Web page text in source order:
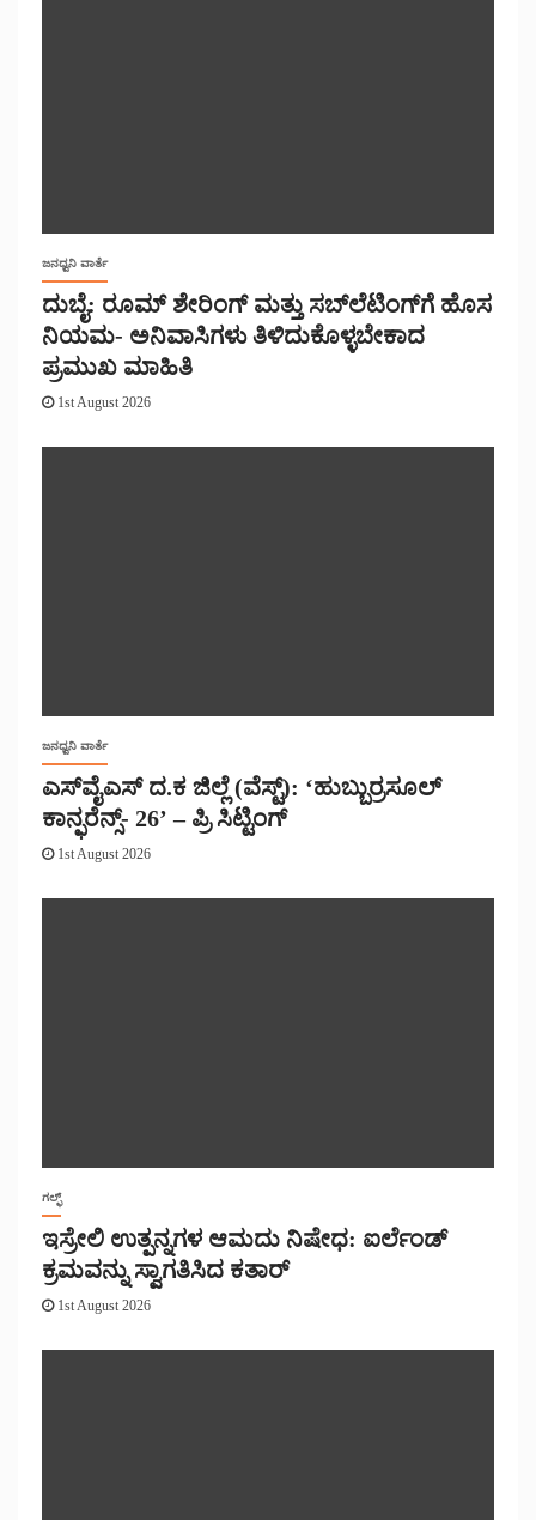
ಜನಧ್ವನಿ ವಾರ್ತೆ
ದುಬೈ: ರೂಮ್ ಶೇರಿಂಗ್ ಮತ್ತು ಸಬ್‌ಲೆಟಿಂಗ್‌ಗೆ ಹೊಸ
ನಿಯಮ- ಅನಿವಾಸಿಗಳು ತಿಳಿದುಕೊಳ್ಳಬೇಕಾದ
ಪ್ರಮುಖ ಮಾಹಿತಿ
1st August 2026
ಜನಧ್ವನಿ ವಾರ್ತೆ
ಎಸ್‌ವೈಎಸ್ ದ.ಕ ಜಿಲ್ಲೆ (ವೆಸ್ಟ್): ‘ಹುಬ್ಬುರ್ರಸೂಲ್
ಕಾನ್ಫರೆನ್ಸ್- 26’ – ಪ್ರಿ ಸಿಟ್ಟಿಂಗ್
1st August 2026
ಗಲ್ಫ್
ಇಸ್ರೇಲಿ ಉತ್ಪನ್ನಗಳ ಆಮದು ನಿಷೇಧ: ಐರ್ಲೆಂಡ್
ಕ್ರಮವನ್ನು ಸ್ವಾಗತಿಸಿದ ಕತಾರ್
1st August 2026